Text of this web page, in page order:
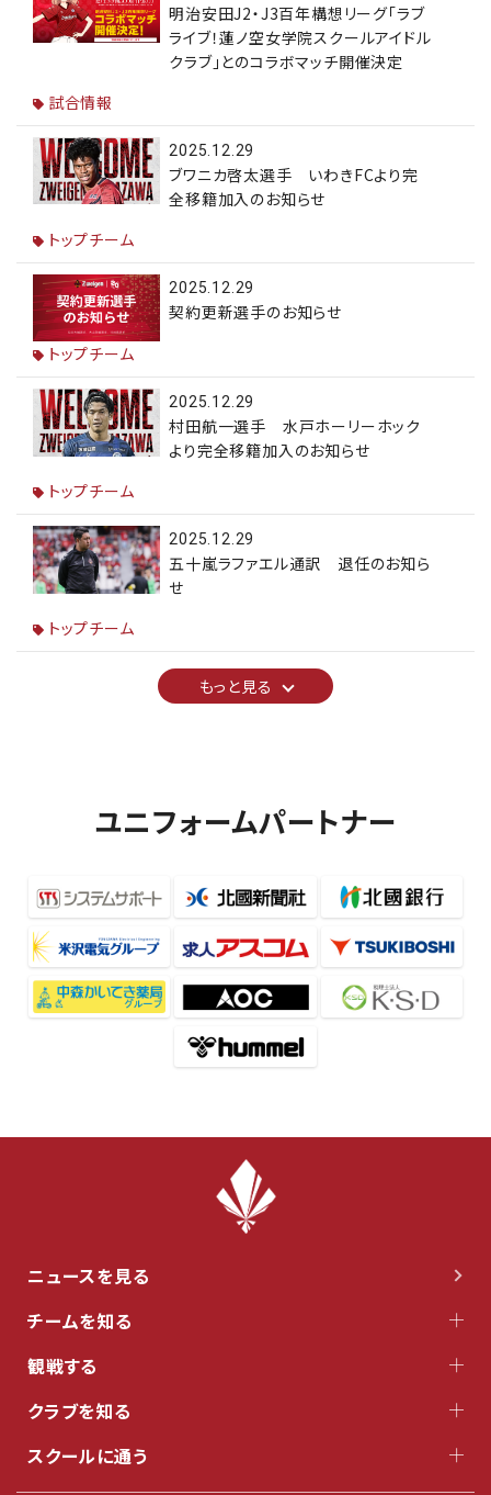
明治安田J2・J3百年構想リーグ「ラブ
ライブ！蓮ノ空女学院スクールアイドル
クラブ」とのコラボマッチ開催決定
試合情報
2025.12.29
ブワニカ啓太選手 いわきFCより完
全移籍加入のお知らせ
トップチーム
2025.12.29
契約更新選手のお知らせ
トップチーム
2025.12.29
村田航一選手 水戸ホーリーホック
より完全移籍加入のお知らせ
トップチーム
2025.12.29
五十嵐ラファエル通訳 退任のお知ら
せ
トップチーム
もっと見る
ユニフォームパートナー
ニュースを見る
チームを知る
観戦する
クラブを知る
スクールに通う